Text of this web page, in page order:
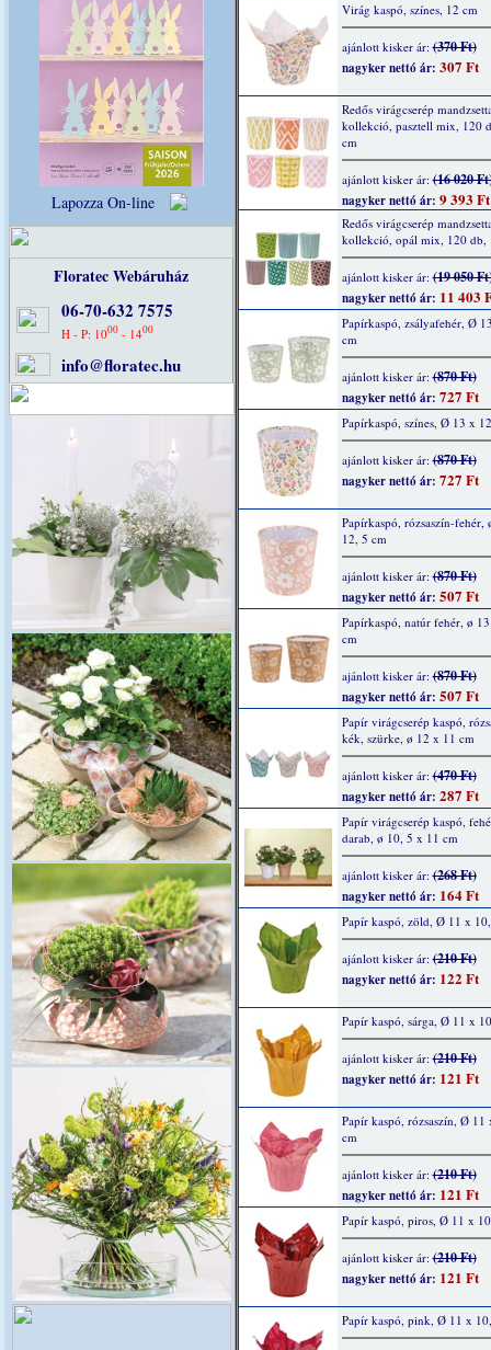
Lapozza On-line
Floratec Webáruház
06-70-632 7575
H - P: 1000 - 1400
info@floratec.hu
Virág kaspó, színes, 12 cm
ajánlott kisker ár:(370 Ft)
nagyker nettó ár: 307 Ft
Redős virágcserép
kollekció, pasztell mix, 120
cm
ajánlott kisker ár:(16 020
nagyker nettó ár: 9 393 Ft
Redős virágcserép
kollekció, opál mix, 120 db,
ajánlott kisker ár:(19 050
nagyker nettó ár: 11 403
Papírkaspó, zsályafehér, Ø
cm
ajánlott kisker ár:(870 Ft)
nagyker nettó ár: 727 Ft
Papírkaspó, színes, Ø 13 x
ajánlott kisker ár:(870 Ft)
nagyker nettó ár: 727 Ft
Papírkaspó, rózsaszín-fehér,
12, 5 cm
ajánlott kisker ár:(870 Ft)
nagyker nettó ár: 507 Ft
Papírkaspó, natúr fehér, ø
cm
ajánlott kisker ár:(870 Ft)
nagyker nettó ár: 507 Ft
Papír virágcserép kaspó,
kék, szürke, ø 12 x 11 cm
ajánlott kisker ár:(470 Ft)
nagyker nettó ár: 287 Ft
Papír virágcserép kaspó,
darab, ø 10, 5 x 11 cm
ajánlott kisker ár:(268 Ft)
nagyker nettó ár: 164 Ft
Papír kaspó, zöld, Ø 11 x
ajánlott kisker ár:(210 Ft)
nagyker nettó ár: 122 Ft
Papír kaspó, sárga, Ø 11 x
ajánlott kisker ár:(210 Ft)
nagyker nettó ár: 121 Ft
Papír kaspó, rózsaszín, Ø 11
cm
ajánlott kisker ár:(210 Ft)
nagyker nettó ár: 121 Ft
Papír kaspó, piros, Ø 11 x
ajánlott kisker ár:(210 Ft)
nagyker nettó ár: 121 Ft
Papír kaspó, pink, Ø 11 x